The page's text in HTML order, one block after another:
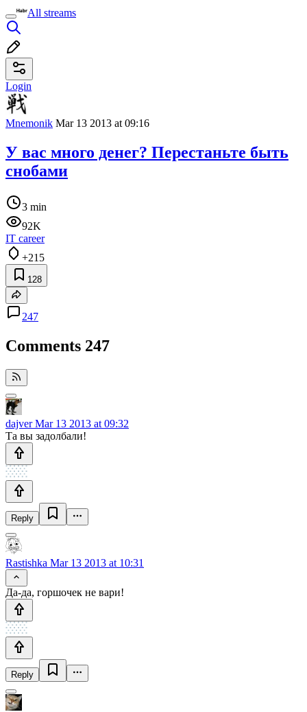
All streams
Login
Mnemonik Mar 13 2013 at 09:16
У вас много денег? Перестаньте быть
снобами
3 min
92K
IT career
+215
128
247
Comments 247
dajverMar 13 2013 at 09:32
Та вы задолбали!
Reply
Rastishka Mar 13 2013 at 10:31
Да-да, горшочек не вари!
Reply